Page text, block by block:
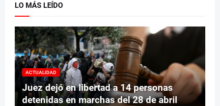
LO MÁS LEÍDO
ACTUALIDAD
Juez dejó en libertad a 14 personas
detenidas en marchas del 28 de abril